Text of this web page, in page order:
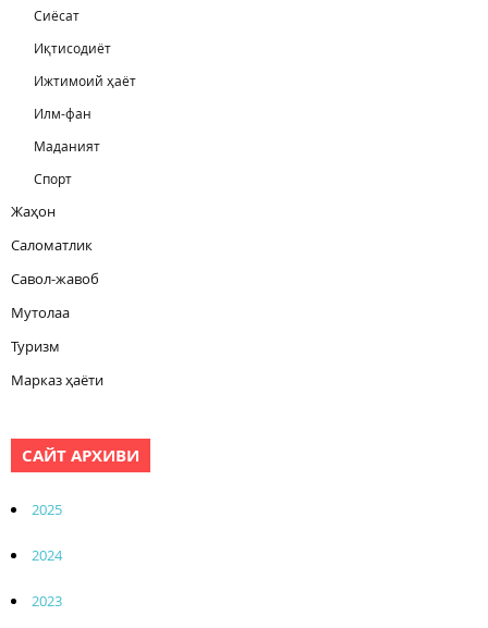
Сиёсат
Иқтисодиёт
Ижтимоий ҳаёт
Илм-фан
Маданият
Спорт
Жаҳон
Саломатлик
Савол-жавоб
Мутолаа
Туризм
Марказ ҳаёти
САЙТ АРХИВИ
2025
2024
2023